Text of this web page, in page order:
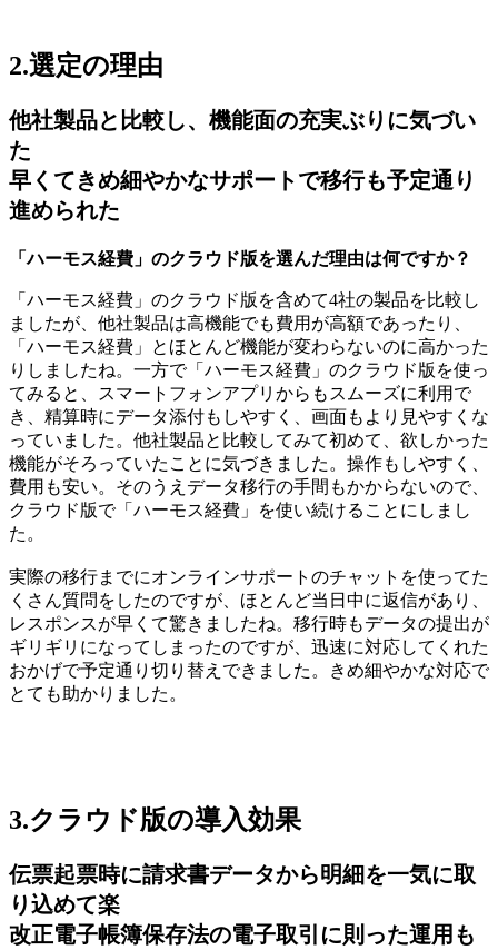
2.選定の理由
他社製品と比較し、機能面の充実ぶりに気づい
た
早くてきめ細やかなサポートで移行も予定通り
進められた
「ハーモス経費」のクラウド版を選んだ理由は何ですか？
「ハーモス経費」のクラウド版を含めて4社の製品を比較し
ましたが、他社製品は高機能でも費用が高額であったり、
「ハーモス経費」とほとんど機能が変わらないのに高かった
りしましたね。一方で「ハーモス経費」のクラウド版を使っ
てみると、スマートフォンアプリからもスムーズに利用で
き、精算時にデータ添付もしやすく、画面もより見やすくな
っていました。他社製品と比較してみて初めて、欲しかった
機能がそろっていたことに気づきました。操作もしやすく、
費用も安い。そのうえデータ移行の手間もかからないので、
クラウド版で「ハーモス経費」を使い続けることにしまし
た。
実際の移行までにオンラインサポートのチャットを使ってた
くさん質問をしたのですが、ほとんど当日中に返信があり、
レスポンスが早くて驚きましたね。移行時もデータの提出が
ギリギリになってしまったのですが、迅速に対応してくれた
おかげで予定通り切り替えできました。きめ細やかな対応で
とても助かりました。
3.クラウド版の導入効果
伝票起票時に請求書データから明細を一気に取
り込めて楽
改正電子帳簿保存法の電子取引に則った運用も